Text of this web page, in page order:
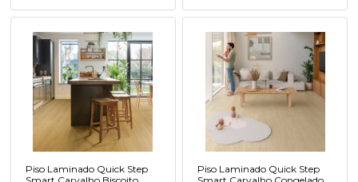
Piso Laminado Quick Step
Piso Laminado Quick Step